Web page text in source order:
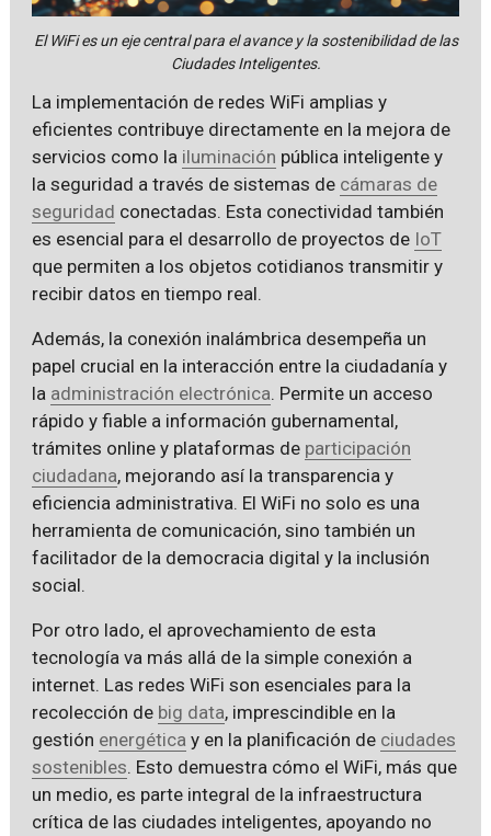
El WiFi es un eje central para el avance y la sostenibilidad de las
Ciudades Inteligentes.
La implementación de redes WiFi amplias y
eficientes contribuye directamente en la mejora de
servicios como la iluminación pública inteligente y
la seguridad a través de sistemas de cámaras de
seguridad conectadas. Esta conectividad también
es esencial para el desarrollo de proyectos de IoT
que permiten a los objetos cotidianos transmitir y
recibir datos en tiempo real.
Además, la conexión inalámbrica desempeña un
papel crucial en la interacción entre la ciudadanía y
la administración electrónica. Permite un acceso
rápido y fiable a información gubernamental,
trámites online y plataformas de participación
ciudadana, mejorando así la transparencia y
eficiencia administrativa. El WiFi no solo es una
herramienta de comunicación, sino también un
facilitador de la democracia digital y la inclusión
social.
Por otro lado, el aprovechamiento de esta
tecnología va más allá de la simple conexión a
internet. Las redes WiFi son esenciales para la
recolección de big data, imprescindible en la
gestión energética y en la planificación de ciudades
sostenibles. Esto demuestra cómo el WiFi, más que
un medio, es parte integral de la infraestructura
crítica de las ciudades inteligentes, apoyando no